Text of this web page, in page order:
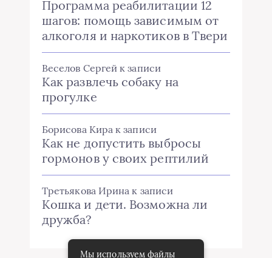
Программа реабилитации 12
шагов: помощь зависимым от
алкоголя и наркотиков в Твери
Веселов Сергей к записи
Как развлечь собаку на
прогулке
Борисова Кира к записи
Как не допустить выбросы
гормонов у своих рептилий
Третьякова Ирина к записи
Кошка и дети. Возможна ли
дружба?
Мы используем файлы